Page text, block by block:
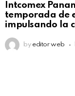
Intcomex
temporada de
impulsando la
by editor web